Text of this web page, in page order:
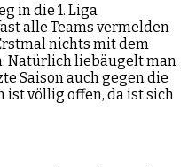
in die 1. Liga
alle Teams vermelden
nichts mit dem
Natürlich liebäugelt man
Saison auch gegen die
ist völlig offen, da ist sich